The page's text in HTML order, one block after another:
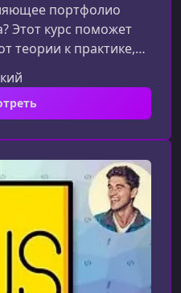
портфолио
Этот курс поможет
теории к практике,
на чистом
Материал идеально
и тех, кто хочет
этот курс
карьерыКурс
опыте и
которые вы смо